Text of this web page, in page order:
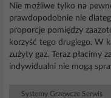
Nie możliwe tylko na
prawdopodobnie nie
proporcje pomiędzy
korzyść tego drugiego. W
zużyty gaz. Teraz płacimy
indywidualni nie mogą
Systemy Grzewcze Serwis